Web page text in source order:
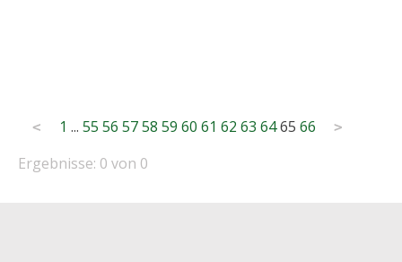
Posts
pagination
< 1 ... 55 56 5758 59 60 61 62 63 6465 66 >
Ergebnisse: 0 von 0